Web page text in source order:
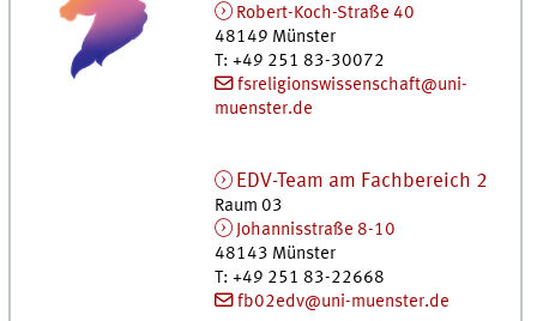
Robert-Koch-Straße 40
48149 Münster
T: +49 251 83-30072
fsreligionswissenschaft@uni-
muenster.de
EDV-Team am Fachbereich 2
Raum 03
Johannisstraße 8-10
48143 Münster
T: +49 251 83-22668
fb02edv@uni-muenster.de